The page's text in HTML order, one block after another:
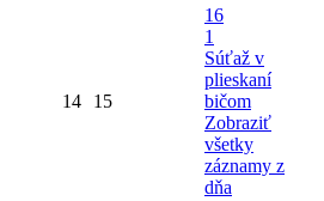
14 15
16
1
Súťaž v
plieskaní
bičom
Zobraziť
všetky
záznamy z
dňa